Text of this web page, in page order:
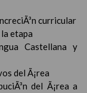
curricular
etapa
Castellana y
del Ã¡rea
del Ã¡rea a